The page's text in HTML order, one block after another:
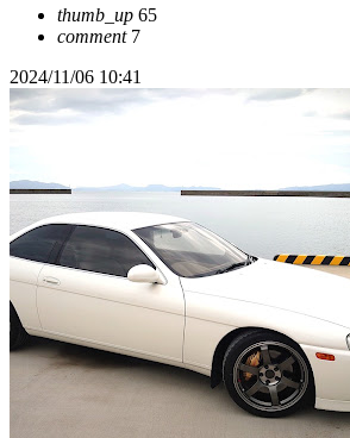
thumb_up 65
comment7
2024/11/06 10:41